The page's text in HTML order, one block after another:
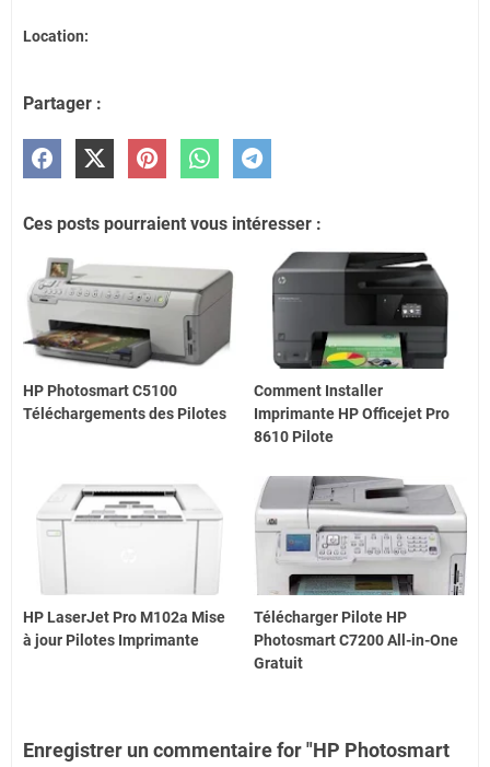
Location:
Partager :
Ces posts pourraient vous intéresser :
HP Photosmart C5100
Téléchargements des Pilotes
Comment Installer
Imprimante HP Officejet Pro
8610 Pilote
HP LaserJet Pro M102a Mise
à jour Pilotes Imprimante
Télécharger Pilote HP
Photosmart C7200 All-in-One
Gratuit
Enregistrer un commentaire for "HP Photosmart